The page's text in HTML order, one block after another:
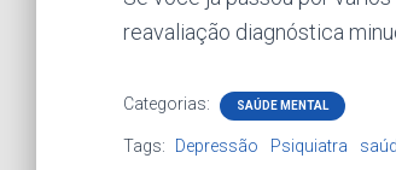
reavaliação diagnóstica
Categorias: SAÚDE MENTAL
Tags: Depressão Psiquiatra